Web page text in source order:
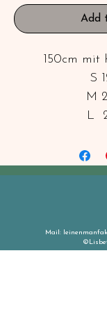
Add
150cm mit
S
M
L
Mail: